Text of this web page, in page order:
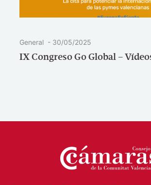
General - 30/05/2025
IX Congreso Go Global –